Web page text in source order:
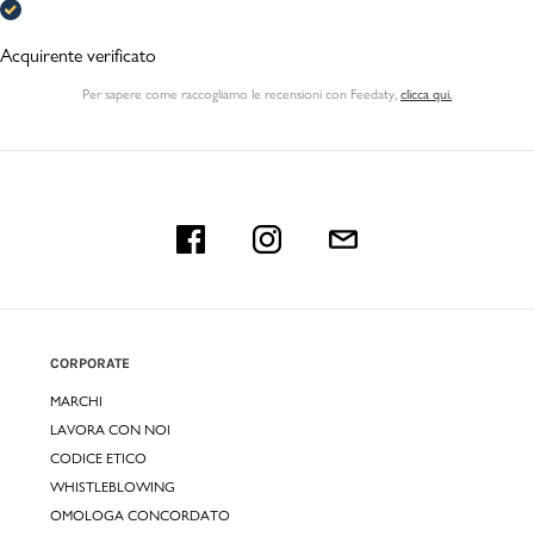
Acquirente verificato
Per sapere come raccogliamo le recensioni con Feedaty, clicca qui.
CORPORATE
MARCHI
LAVORA CON NOI
CODICE ETICO
WHISTLEBLOWING
OMOLOGA CONCORDATO